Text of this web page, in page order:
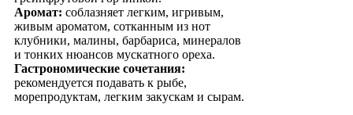
Аромат: соблазняет легким, игривым,
живым ароматом, сотканным из нот
клубники, малины, барбариса, минералов
и тонких нюансов мускатного ореха.
Гастрономические сочетания:
рекомендуется подавать к рыбе,
морепродуктам, легким закускам и сырам.